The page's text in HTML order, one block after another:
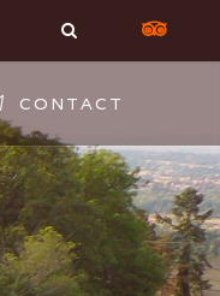
CONTACT